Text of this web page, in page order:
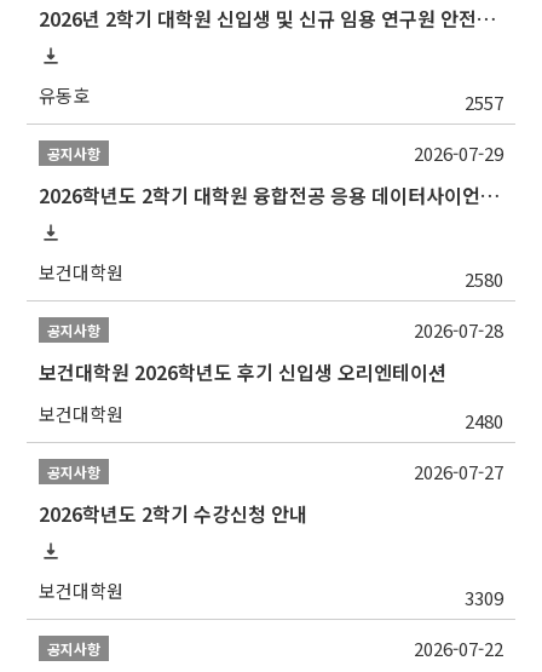
2026년 2학기 대학원 신입생 및 신규 임용 연구원 안전환경교육(신규교육) 실시 안내
유동호 2557
공지사항
2026학년도 2학기 대학원 융합전공 응용 데이터사이언스 선발 계획 알림
보건대학원 2580
2026-07-29
공지사항
보건대학원 2026학년도 후기 신입생 오리엔테이션
보건대학원 2480
2026-07-28
공지사항
2026학년도 2학기 수강신청 안내
보건대학원 3309
2026-07-27
공지사항 2026-07-22